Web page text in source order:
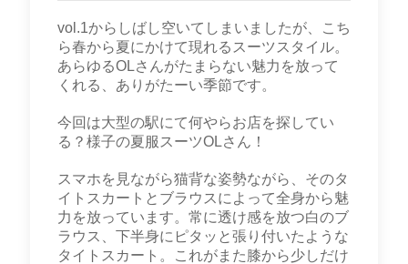
vol.1からしばし空いてしまいましたが、こち
ら春から夏にかけて現れるスーツスタイル。
あらゆるOLさんがたまらない魅力を放って
くれる、ありがたーい季節です。
今回は大型の駅にて何やらお店を探してい
る？様子の夏服スーツOLさん！
スマホを見ながら猫背な姿勢ながら、そのタ
イトスカートとブラウスによって全身から魅
力を放っています。常に透け感を放つ白のブ
ラウス、下半身にピタッと張り付いたような
タイトスカート。これがまた膝から少しだけ